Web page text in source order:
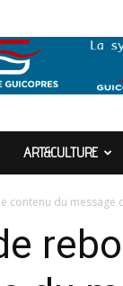
ART&CULTURE
contenu du message